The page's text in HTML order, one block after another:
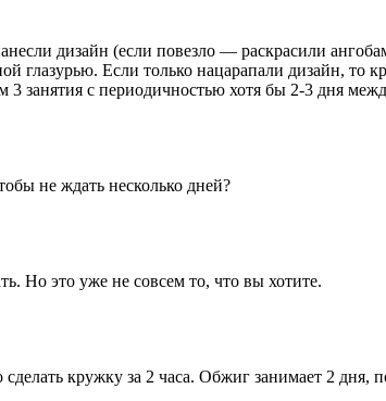
дизайн (если повезло — раскрасили
Если только нацарапали дизайн, то
3 занятия с периодичностью хотя бы 2-3 дня
не ждать несколько дней?
Но это уже не совсем то, что вы хотите.
кружку за 2 часа. Обжиг занимает 2